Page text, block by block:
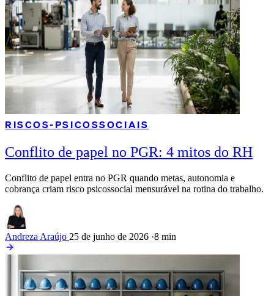
RISCOS-PSICOSSOCIAIS
Conflito de papel no PGR: 4 mitos do RH
Conflito de papel entra no PGR quando metas, autonomia e
cobrança criam risco psicossocial mensurável na rotina do trabalho.
Andreza Araújo 25 de junho de 2026 ·8 min